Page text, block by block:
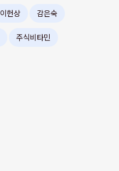
이헌상 감은숙
주식비타민